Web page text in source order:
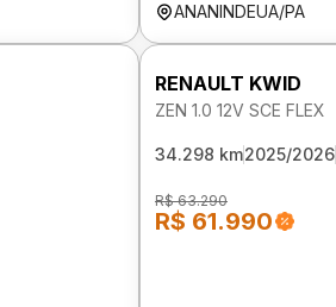
ANANINDEUA/PA
RENAULT KWID
ZEN 1.0 12V SCE FLEX
34.298 km2025/2026
R$ 63.290
R$ 61.990